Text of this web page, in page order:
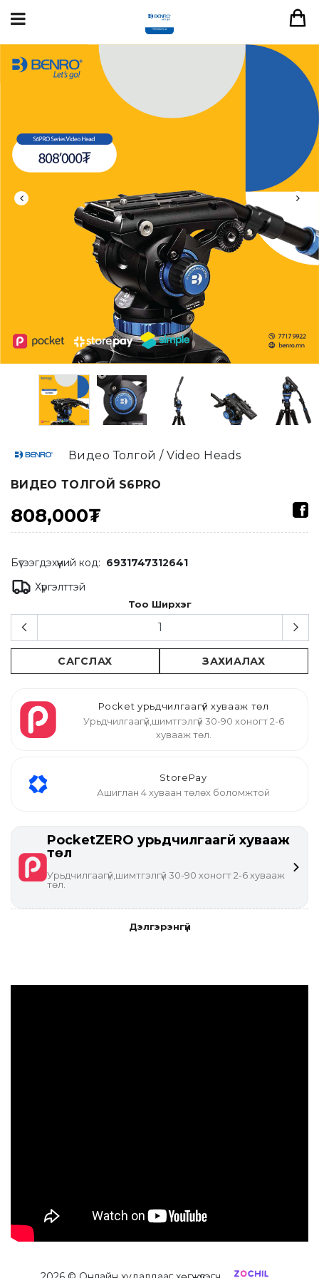
Видео Толгой / Video Heads
ВИДЕО ТОЛГОЙ S6PRO
808,000₮
Бүтээгдэхүүний код: 6931747312641
Хүргэлттэй
Тоо Ширхэг
САГСЛАХ ЗАХИАЛАХ
Pocket урьдчилгаагүй хувааж төл
Урьдчилгаагүй,шимтгэлгүй 30-90 хоногт 2-6
хувааж төл.
StorePay
Ашиглан 4 хуваан төлөх боломжтой
PocketZERO урьдчилгаагүй хувааж
төл
Урьдчилгаагүй,шимтгэлгүй 30-90 хоногт 2-6 хувааж
төл.
Дэлгэрэнгүй